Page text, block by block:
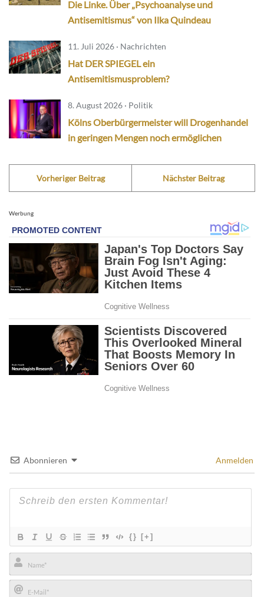
Die Linke. Über „Psychoanalyse und
Antisemitismus“ von Ilka Quindeau
11. Juli 2026 · Nachrichten
Hat DER SPIEGEL ein
Antisemitismusproblem?
8. August 2026 · Politik
Kölns Oberbürgermeister will Drogenhandel
in geringen Mengen noch ermöglichen
Vorheriger Beitrag Nächster Beitrag
Werbung
Abonnieren Anmelden
{} [+]
Name*